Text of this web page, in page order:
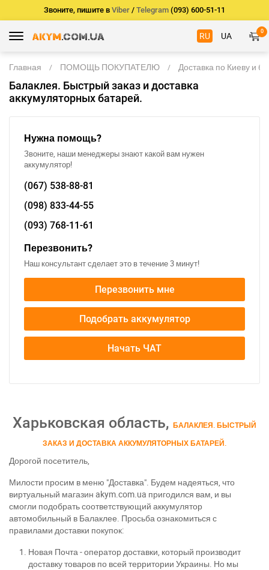
Звоните, пишите в Viber / Telegram (093) 600-51-11
RU UA 0
Главная ПОМОЩЬ ПОКУПАТЕЛЮ Доставка по Киеву и
Балаклея. Быстрый заказ и доставка
аккумуляторных батарей.
Нужна помощь?
Звоните, наши менеджеры знают какой вам нужен
аккумулятор!
(067) 538-88-81
(098) 833-44-55
(093) 768-11-61
Перезвонить?
Наш консультант сделает это в течение 3 минут!
Перезвонить мне
Подобрать аккумулятор
Начать ЧАТ
Харьковская область, БАЛАКЛЕЯ. БЫСТРЫЙ
ЗАКАЗ И ДОСТАВКА АККУМУЛЯТОРНЫХ БАТАРЕЙ.
Дорогой посетитель,
Милости просим в меню "Доставка". Будем надеяться, что
виртуальный магазин akym.com.ua пригодился вам, и вы
смогли подобрать соответствующий аккумулятор
автомобильный в Балаклее. Просьба ознакомиться с
правилами доставки покупок:
Новая Почта - оператор доставки, который производит
доставку товаров по всей территории Украины. Но мы